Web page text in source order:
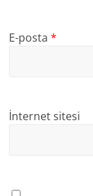
E-posta*
İnternet sitesi